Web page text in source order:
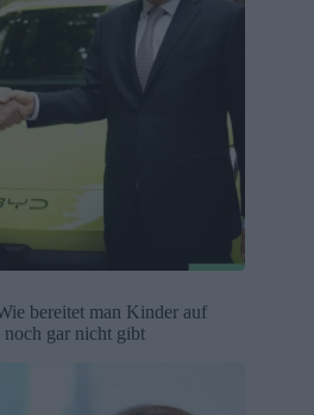
bereitet man Kinder auf
gar nicht gibt